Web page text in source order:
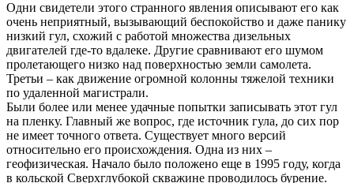
Одни свидетели этого странного явления описывают его как
очень неприятный, вызывающий беспокойство и даже панику
низкий гул, схожий с работой множества дизельных
двигателей где-то вдалеке. Другие сравнивают его шумом
пролетающего низко над поверхностью земли самолета.
Третьи – как движение огромной колонны тяжелой техники
по удаленной магистрали.
Были более или менее удачные попытки записывать этот гул
на пленку. Главный же вопрос, где источник гула, до сих пор
не имеет точного ответа. Существует много версий
относительно его происхождения. Одна из них –
геофизическая. Начало было положено еще в 1995 году, когда
в кольской Сверхглубокой скважине проводилось бурение.